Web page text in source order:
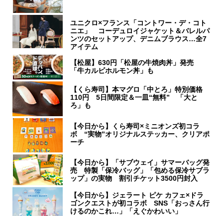
ユニクロ×フランス「コントワー・デ・コト
ニエ」 コーデュロイジャケット＆バレルパ
ンツのセットアップ、デニムブラウス…全7
アイテム
【松屋】630円「松屋の牛焼肉丼」発売
「牛カルビホルモン丼」も
【くら寿司】本マグロ「中とろ」特別価格
110円 5日間限定＆一皿“無料” 「大と
ろ」も
【今日から】くら寿司×ミニオンズ初コラ
ボ “実物”オリジナルステッカー、クリアポ
ーチ
【今日から】「サブウェイ」サマーバッグ発
売 特製「保冷バッグ」「包める保冷サブラ
ップ」の実物 割引チケット3500円封入
【今日から】ジェラート ピケ カフェ×ドラ
ゴンクエストが初コラボ SNS「おっさん行
けるのかこれ…」「えぐかわいい」